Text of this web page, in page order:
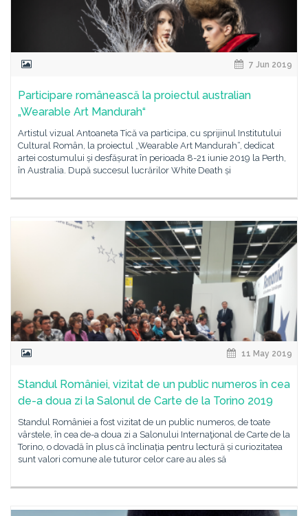
7 Jun 2019
Participare românească la proiectul australian
„Wearable Art Mandurah“
Artistul vizual Antoaneta Tică va participa, cu sprijinul Institutului
Cultural Român, la proiectul „Wearable Art Mandurah“, dedicat
artei costumului și desfășurat în perioada 8-21 iunie 2019 la Perth,
în Australia. După succesul lucrărilor White Death și
11 May 2019
Standul României, vizitat de un public numeros în cea
de-a doua zi la Salonul de Carte de la Torino 2019
Standul României a fost vizitat de un public numeros, de toate
vârstele, în cea de-a doua zi a Salonului Internaţional de Carte de la
Torino, o dovadă în plus că înclinația pentru lectură și curiozitatea
sunt valori comune ale tuturor celor care au ales să